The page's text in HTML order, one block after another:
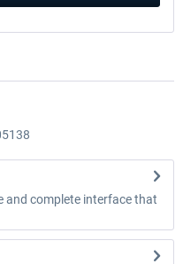
and complete interface that